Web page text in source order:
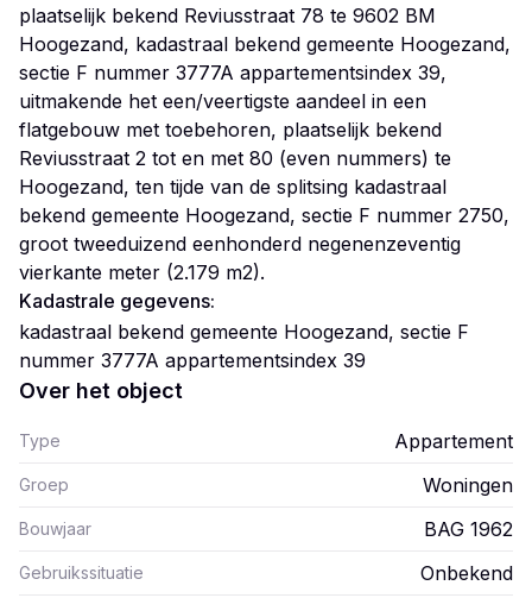
plaatselijk bekend Reviusstraat 78 te 9602 BM
Hoogezand, kadastraal bekend gemeente Hoogezand,
sectie F nummer 3777A appartementsindex 39,
uitmakende het een/veertigste aandeel in een
flatgebouw met toebehoren, plaatselijk bekend
Reviusstraat 2 tot en met 80 (even nummers) te
Hoogezand, ten tijde van de splitsing kadastraal
bekend gemeente Hoogezand, sectie F nummer 2750,
groot tweeduizend eenhonderd negenenzeventig
Kadastrale gegevens:
kadastraal bekend gemeente Hoogezand, sectie F
nummer 3777A appartementsindex 39
Over het object
Type Appartement
Groep Woningen
Bouwjaar BAG 1962
Gebruikssituatie Onbekend